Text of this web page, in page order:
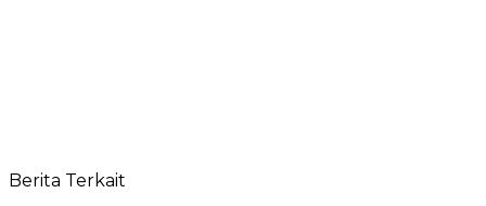
Berita Terkait